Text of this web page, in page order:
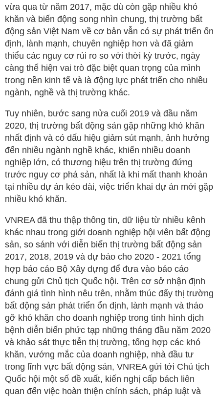
vừa qua từ năm 2017, mặc dù còn gặp nhiều khó
khăn và biến động song nhìn chung, thị trường bất
động sản Việt Nam về cơ bản vẫn có sự phát triển ổn
định, lành mạnh, chuyên nghiệp hơn và đã giảm
thiểu các nguy cơ rủi ro so với thời kỳ trước, ngày
càng thể hiện vai trò đặc biệt quan trọng của mình
trong nền kinh tế và là động lực phát triển cho nhiều
ngành, nghề và thị trường khác.
Tuy nhiên, bước sang nửa cuối 2019 và đầu năm
2020, thị trường bất động sản gặp những khó khăn
nhất định và có dấu hiệu giảm sút mạnh, ảnh hưởng
đến nhiều ngành nghề khác, khiến nhiều doanh
nghiệp lớn, có thương hiệu trên thị trường đứng
trước nguy cơ phá sản, nhất là khi mất thanh khoản
tại nhiều dự án kéo dài, việc triển khai dự án mới gặp
nhiều khó khăn.
VNREA đã thu thập thông tin, dữ liệu từ nhiều kênh
khác nhau trong giới doanh nghiệp hội viên bất động
sản, so sánh với diễn biến thị trường bất động sản
2017, 2018, 2019 và dự báo cho 2020 - 2021 tổng
hợp báo cáo Bộ Xây dựng để đưa vào báo cáo
chung gửi Chủ tịch Quốc hội. Trên cơ sở nhận định
đánh giá tình hình nêu trên, nhằm thúc đẩy thị trường
bất động sản phát triển ổn định, lành mạnh và tháo
gỡ khó khăn cho doanh nghiệp trong tình hình dịch
bệnh diễn biến phức tạp những tháng đầu năm 2020
và khảo sát thực tiễn thị trường, tổng hợp các khó
khăn, vướng mắc của doanh nghiệp, nhà đầu tư
trong lĩnh vực bất động sản, VNREA gửi tới Chủ tịch
Quốc hội một số đề xuất, kiến nghị cấp bách liên
quan đến việc hoàn thiện chính sách, pháp luật và